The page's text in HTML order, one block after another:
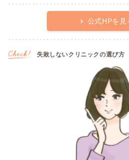
公式HPを見
失敗しないクリニックの選び方